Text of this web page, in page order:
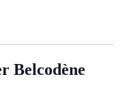
Belcodène